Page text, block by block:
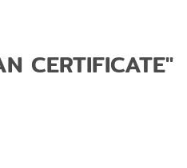
CERTIFICATE"